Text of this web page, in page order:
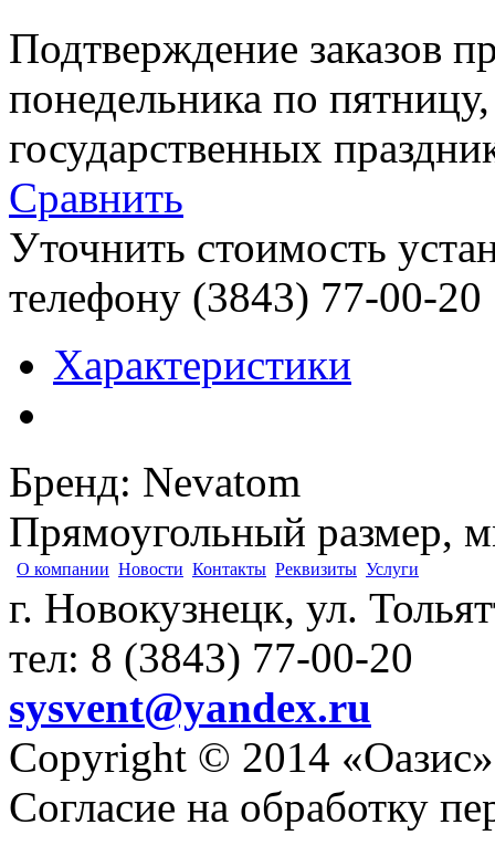
Подтверждение заказов
понедельника по
государственных
Сравнить
Уточнить стоимость
телефону (3843) 77-00-20
Характеристики
Бренд: Nevatom
Прямоугольный размер,
О компании Новости Контакты Реквизиты Услуги
г. Новокузнецк, ул.
тел: 8 (3843) 77-00-20
sysvent@yandex.ru
Copyright © 2014 «Оазис»
Согласие на обработку